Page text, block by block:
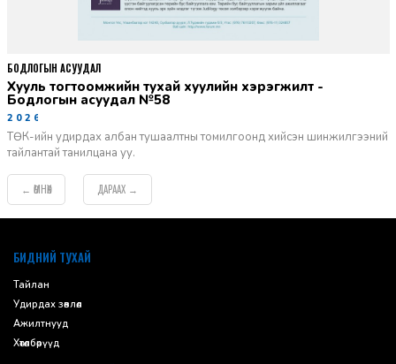
Хууль тогтоомжийн тухай хуулийн хэрэгжилт -
Бодлогын асуудал №58
2026-06-02
ТӨК-ийн удирдах албан тушаалтны томилгоонд хийсэн шинжилгээний
тайлантай танилцана уу.
БОДЛОГЫН АСУУДАЛ
← ӨМНӨХ ДАРААХ →
БИДНИЙ ТУХАЙ
Тайлан
Удирдах зөвлөл
Ажилтнууд
Хөтөлбөрүүд